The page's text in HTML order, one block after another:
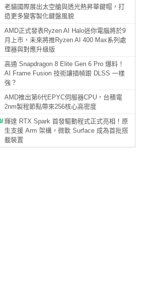
老貓國際展出太空艙與透光熱昇華鍵帽，打
造更多變客製化鍵盤風貌
AMD正式發表Ryzen AI Halo迷你電腦將於9
月上市，未來將推Ryzen AI 400 Max系列處
理器與對應升級版
高通 Snapdragon 8 Elite Gen 6 Pro 爆料！
AI Frame Fusion 技術讓插幀跟 DLSS 一樣
強？
AMD推出第6代EPYC伺服器CPU，台積電
2nm製程節點帶來256核心高密度
輝達 RTX Spark 首發驅動程式正式亮相！原
生支援 Arm 架構，微軟 Surface 成為首批搭
載裝置